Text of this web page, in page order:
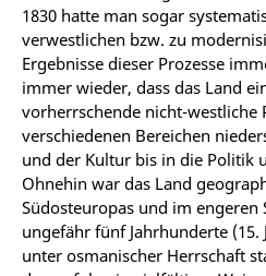
1830 hatte man sogar
verwestlichen bzw. zu
Ergebnisse dieser Prozesse
immer wieder, dass das Land
vorherrschende nicht-westliche
verschiedenen Bereichen
und der Kultur bis in die Politik
Ohnehin war das Land
Südosteuropas und im engeren
ungefähr fünf Jahrhunderte (15.
unter osmanischer Herrschaft